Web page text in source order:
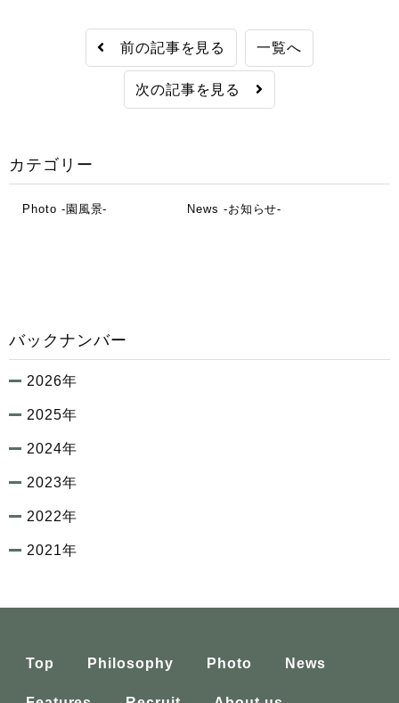
前の記事を見る 一覧へ
次の記事を見る
カテゴリー
Photo -園風景- News -お知らせ-
バックナンバー
2026年
2025年
2024年
2023年
2022年
2021年
Top Philosophy Photo News